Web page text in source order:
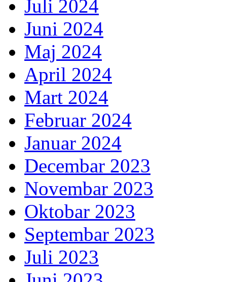
Juli 2024
Juni 2024
Maj 2024
April 2024
Mart 2024
Februar 2024
Januar 2024
Decembar 2023
Novembar 2023
Oktobar 2023
Septembar 2023
Juli 2023